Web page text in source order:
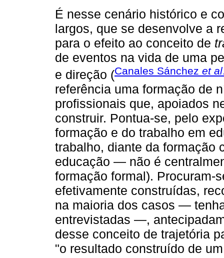
É nesse cenário histórico e
largos, que se desenvolve a
para o efeito ao conceito de
de eventos na vida de uma
e direção (Canales Sánchez et al
referência uma formação de
profissionais que, apoiados
construir. Pontua-se, pelo
formação e do trabalho em
trabalho, diante da
educação — não é
formação formal). Procuram-
efetivamente construídas,
na maioria dos casos —
entrevistadas —,
desse conceito de trajetória
"o resultado construído de